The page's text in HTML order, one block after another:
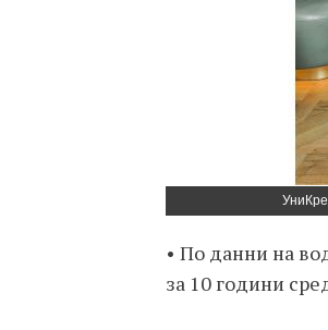
• По данни на
за 10 години